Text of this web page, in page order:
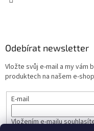
Odebírat newsletter
Vložte svůj e-mail a my vám
produktech na našem e-
E-mail
Vložením e-mailu